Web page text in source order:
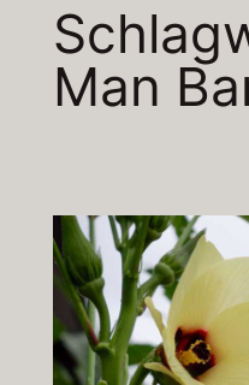
Man